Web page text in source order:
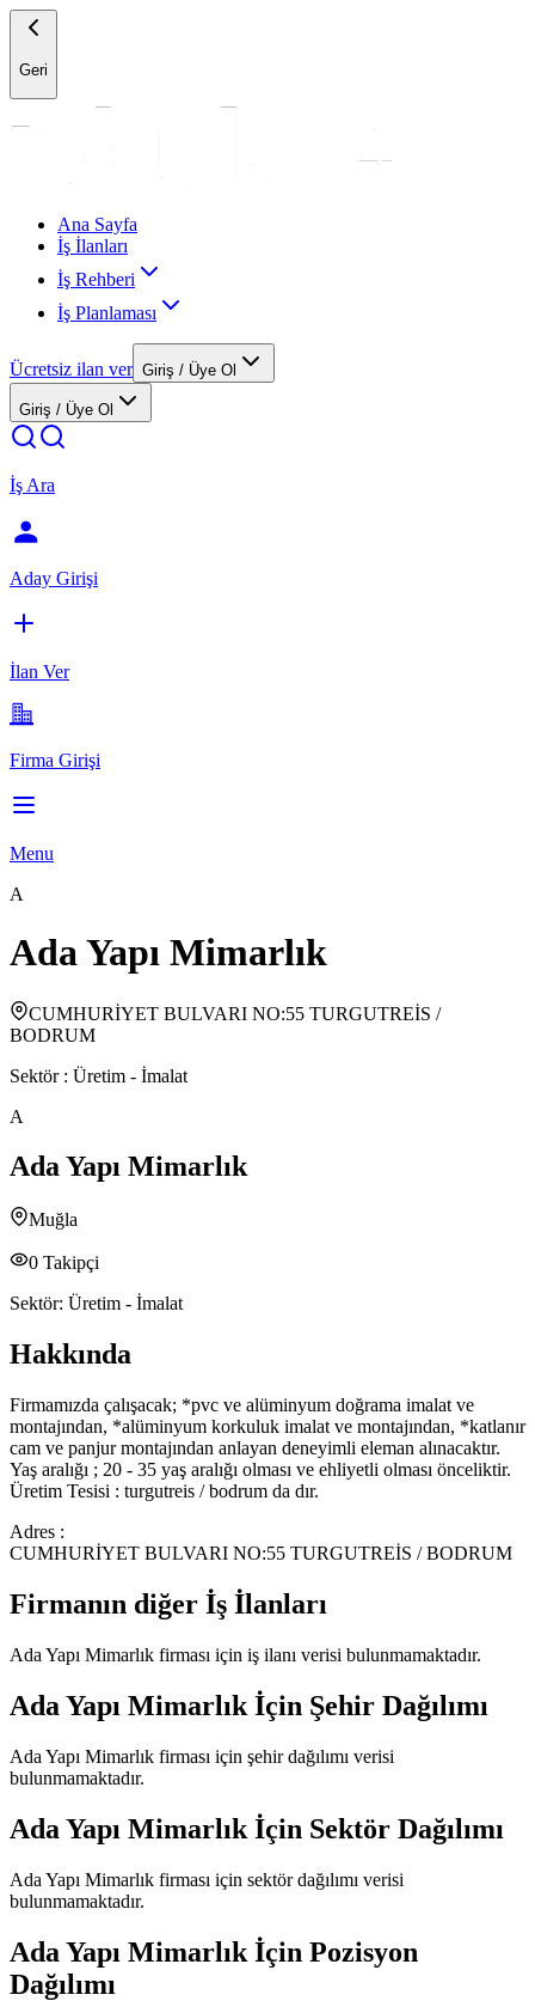
Geri
Ana Sayfa
İş İlanları
İş Rehberi
İş Planlaması
Ücretsiz ilan ver Giriş / Üye Ol
Giriş / Üye Ol
İş Ara
Aday Girişi
İlan Ver
Firma Girişi
Menu
A
Ada Yapı Mimarlık
CUMHURİYET BULVARI NO:55 TURGUTREİS /
BODRUM
Sektör : Üretim - İmalat
A
Ada Yapı Mimarlık
Muğla
0 Takipçi
Sektör: Üretim - İmalat
Hakkında
Firmamızda çalışacak; *pvc ve alüminyum doğrama imalat ve
montajından, *alüminyum korkuluk imalat ve montajından, *katlanır
cam ve panjur montajından anlayan deneyimli eleman alınacaktır.
Yaş aralığı ; 20 - 35 yaş aralığı olması ve ehliyetli olması önceliktir.
Üretim Tesisi : turgutreis / bodrum da dır.
Adres :
CUMHURİYET BULVARI NO:55 TURGUTREİS / BODRUM
Firmanın diğer İş İlanları
Ada Yapı Mimarlık firması için iş ilanı verisi bulunmamaktadır.
Ada Yapı Mimarlık İçin Şehir Dağılımı
Ada Yapı Mimarlık firması için şehir dağılımı verisi
bulunmamaktadır.
Ada Yapı Mimarlık İçin Sektör Dağılımı
Ada Yapı Mimarlık firması için sektör dağılımı verisi
bulunmamaktadır.
Ada Yapı Mimarlık İçin Pozisyon
Dağılımı